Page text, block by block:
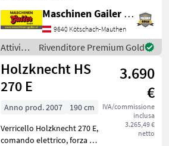
110 cm - Azionamento
tramite presa di forza -
Albero cardanico -
Sollevatore meccanico pe
Maschinen Gailer GmbH
9640 Kötschach-Mauthen
Attività
forestali
e
lavorazione
del
legno /
Rivenditore Premium Gold
Holzknecht HS
270 E
3.690
€
IVA/commissione
inclusa
3.265,49 €
netto
Anno prod. 2007
190 cm
Verricello Holzknecht 270 E,
comando elettrico, forza di